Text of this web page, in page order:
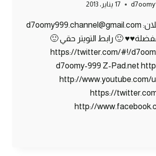
17 يناير، 2013
للتواصل والإعلان: d7oomy999.channel@gmail.com
🙂 رابط التويتر حقي 🙂
https://twitter.com/#!/
d7oomy-999 Z-Pad.net
http://www.youtube.com/
https://
http://